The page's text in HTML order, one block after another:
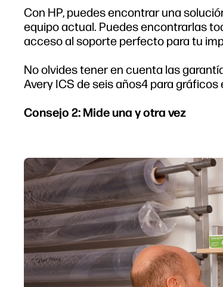
Con HP, puedes encontrar una
equipo actual. Puedes encontrarlas
acceso al soporte perfecto para tu
No olvides tener en cuenta las
Avery ICS de seis años4 para
Consejo 2: Mide una y otra vez